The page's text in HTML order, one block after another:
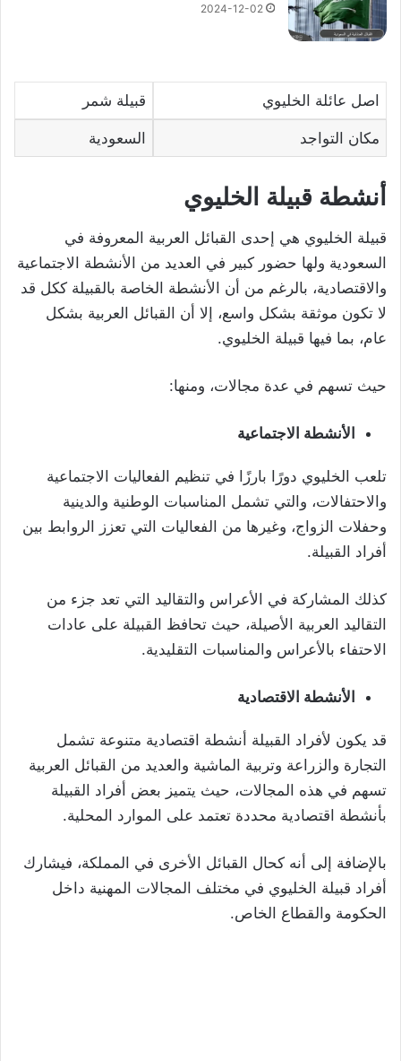
2024-12-02
اصل عائلة الخليوي قبيلة شمر
مكان التواجد السعودية
أنشطة قبيلة الخليوي
قبيلة الخليوي هي إحدى القبائل العربية المعروفة في
السعودية ولها حضور كبير في العديد من الأنشطة الاجتماعية
والاقتصادية، بالرغم من أن الأنشطة الخاصة بالقبيلة ككل قد
لا تكون موثقة بشكل واسع، إلا أن القبائل العربية بشكل
عام، بما فيها قبيلة الخليوي.
حيث تسهم في عدة مجالات، ومنها:
الأنشطة الاجتماعية
تلعب الخليوي دورًا بارزًا في تنظيم الفعاليات الاجتماعية
والاحتفالات، والتي تشمل المناسبات الوطنية والدينية
وحفلات الزواج، وغيرها من الفعاليات التي تعزز الروابط بين
أفراد القبيلة.
كذلك المشاركة في الأعراس والتقاليد التي تعد جزء من
التقاليد العربية الأصيلة، حيث تحافظ القبيلة على عادات
الاحتفاء بالأعراس والمناسبات التقليدية.
الأنشطة الاقتصادية
قد يكون لأفراد القبيلة أنشطة اقتصادية متنوعة تشمل
التجارة والزراعة وتربية الماشية والعديد من القبائل العربية
تسهم في هذه المجالات، حيث يتميز بعض أفراد القبيلة
بأنشطة اقتصادية محددة تعتمد على الموارد المحلية.
بالإضافة إلى أنه كحال القبائل الأخرى في المملكة، فيشارك
أفراد قبيلة الخليوي في مختلف المجالات المهنية داخل
الحكومة والقطاع الخاص.